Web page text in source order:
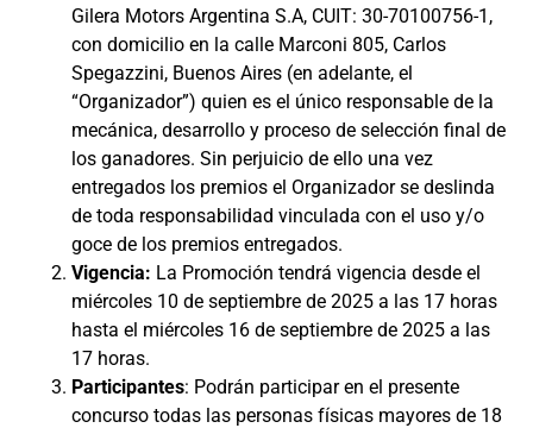
Gilera Motors Argentina S.A, CUIT: 30-70100756-1,
con domicilio en la calle Marconi 805, Carlos
Spegazzini, Buenos Aires (en adelante, el
“Organizador”) quien es el único responsable de la
mecánica, desarrollo y proceso de selección final de
los ganadores. Sin perjuicio de ello una vez
entregados los premios el Organizador se deslinda
de toda responsabilidad vinculada con el uso y/o
goce de los premios entregados.
Vigencia: La Promoción tendrá vigencia desde el
miércoles 10 de septiembre de 2025 a las 17 horas
hasta el miércoles 16 de septiembre de 2025 a las
17 horas.
Participantes: Podrán participar en el presente
concurso todas las personas físicas mayores de 18